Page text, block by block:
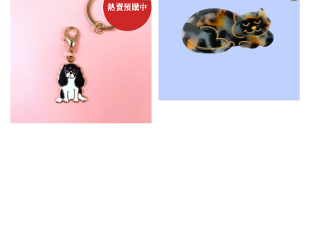
熱賣預購中